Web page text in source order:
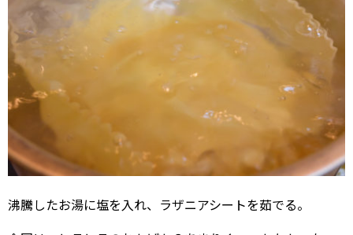
沸騰したお湯に塩を入れ、ラザニアシートを茹でる。